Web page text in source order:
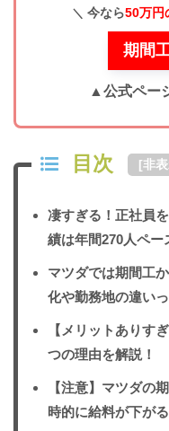
今なら50万円
期間
▲公式ペー
目次 [非
凄すぎる！正社員
績は年間270人ペー
マツダでは期間工
化や勤務地の違い
【メリットありす
つの理由を解説！
【注意】マツダの
時的に給料が下がる